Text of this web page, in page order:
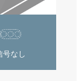
号なし